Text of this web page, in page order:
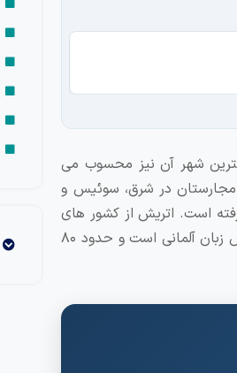
وین بوده که بزرگترین شهر آن نیز محسوب می
و مجارستان در شرق، سوئیس و
است. اتریش از کشور های
عضو سازمان ملل و اتحادیه اروپا است که عضویت شنگن و منطقه یورو را نیز دارد. زبان رسمی کشور اتریش زبان آلمانی است و حدود ۸۰